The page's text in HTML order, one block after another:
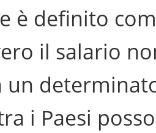
è definito
il salario
un
i Paesi